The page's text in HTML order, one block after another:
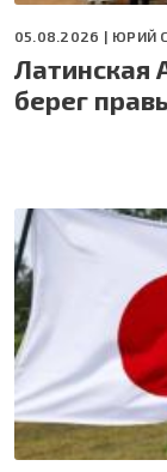
05.08.2026 | ЮРИЙ
Латинская
берег